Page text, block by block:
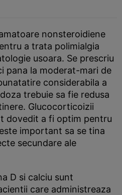
nonsteroidiene
a trata polimialgia
usoara. Se prescriu
pana la moderat-mari de
considerabila a
trebuie sa fie redusa
Glucocorticoizii
dovedit a fi optim pentru
important sa se tina
secundare ale
D si calciu sunt
care administreaza